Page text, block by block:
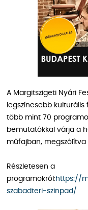
A Margitszigeti Nyári
legszínesebb
több mint 70
bemutatókkal várja a
műfajban,
Részletesen a
programokról:https://
szabadteri-szinpad/